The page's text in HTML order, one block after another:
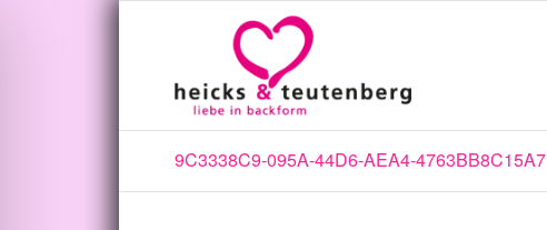
9C3338C9-095A-44D6-AEA4-4763BB8C15A7